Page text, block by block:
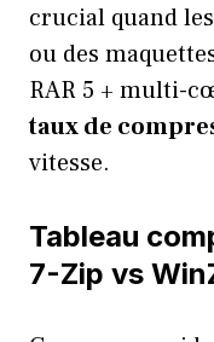
crucial quand
ou des
RAR 5 + multi-
taux de
vitesse.
Tableau
7-Zip vs